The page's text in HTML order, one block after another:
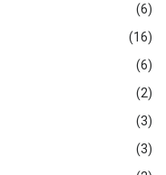
(6)
(16)
(6)
(2)
(3)
(3)